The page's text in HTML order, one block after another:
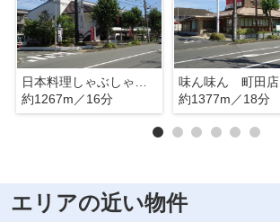
約1267m／16分
味ん味ん 町田店
約1377m／18分
エリアの近い物件